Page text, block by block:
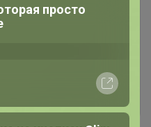
задать вопрос
на сайте
обманка для
164